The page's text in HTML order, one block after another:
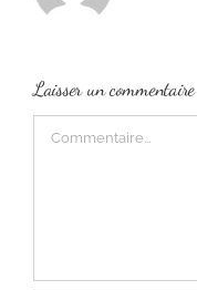
Laisser un commentaire